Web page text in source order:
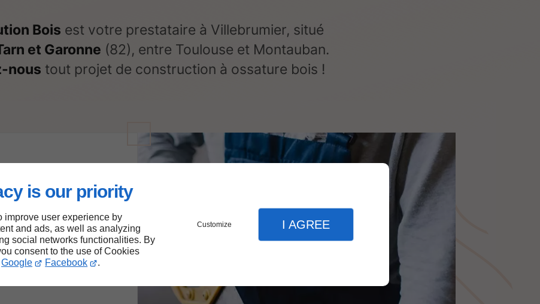
is our priority
improve user experience by
and ads, as well as analyzing
social networks functionalities. By
consent to the use of Cookies
Google Facebook .
Customize I AGREE
Bois est votre prestataire à Villebrumier, situé
et Garonne (82), entre Toulouse et Montauban.
nous tout projet de construction à ossature bois !
à
à